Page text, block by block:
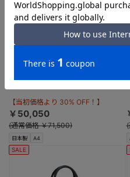
日本製 A4
ルティLTD2 ビジネスバッグ A4サ
【当初価格より 30% OFF！】
￥50,050
(通常価格 ￥71,500) (
SALE